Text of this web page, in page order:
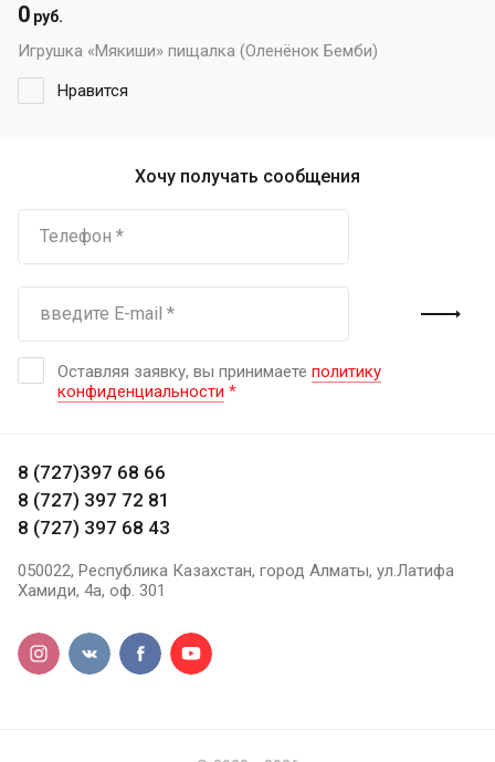
Игрушка «Мякиши» пищалка (Оленёнок Бемби)
0 руб.
Нравится
Хочу получать сообщения
Оставляя заявку, вы принимаете политику
конфиденциальности *
8 (727)397 68 66
8 (727) 397 72 81
8 (727) 397 68 43
050022, Республика Казахстан, город Алматы, ул.Латифа
Хамиди, 4а, оф. 301